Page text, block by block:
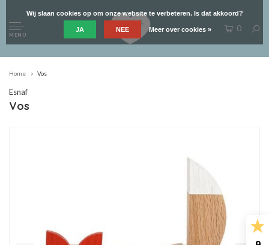
MENU
0
Home Vos
Esnaf
Vos
Wij slaan cookies op om onze website te verbeteren. Is dat akkoord?
JA NEE Meer over cookies »